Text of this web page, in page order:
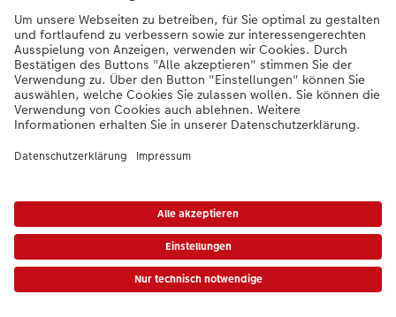
Mehr Inspiration
*Die Preise gelten inkl. MwSt. zzgl. Versandkosten (ggf. auch bei Filialabholung)
Das abgebildete Produkt hat ggfs. einen höheren Preis.